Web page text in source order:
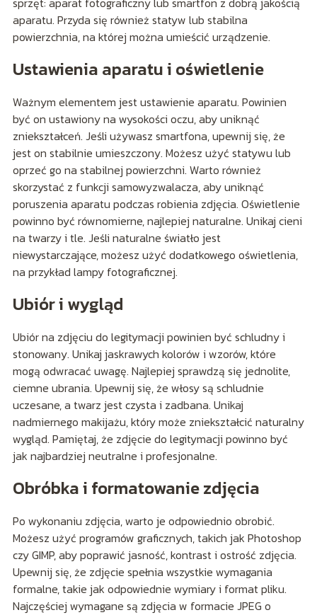
aparatu. Przyda się również statyw lub stabilna
powierzchnia, na której można umieścić urządzenie.
Ustawienia aparatu i oświetlenie
Ważnym elementem jest ustawienie aparatu. Powinien
być on ustawiony na wysokości oczu, aby uniknąć
zniekształceń. Jeśli używasz smartfona, upewnij się, że
jest on stabilnie umieszczony. Możesz użyć statywu lub
oprzeć go na stabilnej powierzchni. Warto również
skorzystać z funkcji samowyzwalacza, aby uniknąć
poruszenia aparatu podczas robienia zdjęcia. Oświetlenie
powinno być równomierne, najlepiej naturalne. Unikaj cieni
na twarzy i tle. Jeśli naturalne światło jest
niewystarczające, możesz użyć dodatkowego oświetlenia,
na przykład lampy fotograficznej.
Ubiór i wygląd
Ubiór na zdjęciu do legitymacji powinien być schludny i
stonowany. Unikaj jaskrawych kolorów i wzorów, które
mogą odwracać uwagę. Najlepiej sprawdzą się jednolite,
ciemne ubrania. Upewnij się, że włosy są schludnie
uczesane, a twarz jest czysta i zadbana. Unikaj
nadmiernego makijażu, który może zniekształcić naturalny
wygląd. Pamiętaj, że zdjęcie do legitymacji powinno być
jak najbardziej neutralne i profesjonalne.
Obróbka i formatowanie zdjęcia
Po wykonaniu zdjęcia, warto je odpowiednio obrobić.
Możesz użyć programów graficznych, takich jak Photoshop
czy GIMP, aby poprawić jasność, kontrast i ostrość zdjęcia.
Upewnij się, że zdjęcie spełnia wszystkie wymagania
formalne, takie jak odpowiednie wymiary i format pliku.
Najczęściej wymagane są zdjęcia w formacie JPEG o